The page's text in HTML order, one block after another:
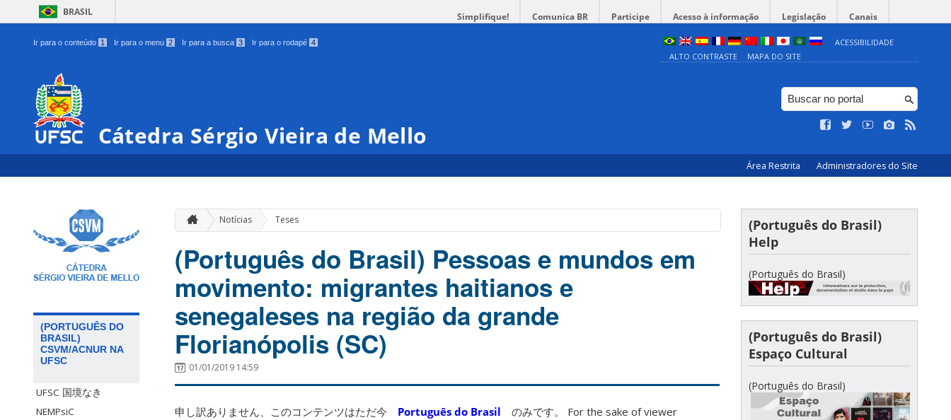
BRASIL Simplifique! Comunica BR Participe Acesso à informação Legislação Canais
Ir para o conteúdo 1 Ir para o menu 2 Ir para a busca 3 Ir para o rodapé 4
ACESSIBILIDADE
ALTO CONTRASTE
MAPA DO SITE
Cátedra Sérgio Vieira de Mello
Área Restrita Administradores do Site
(PORTUGUÊS DO
BRASIL)
CSVM/ACNUR NA
UFSC
UFSC 国境なき
NEMPsiC
Notícias Teses
(Português do Brasil) Pessoas e mundos em
movimento: migrantes haitianos e
senegaleses na região da grande
Florianópolis (SC)
01/01/2019 14:59
申し訳ありません、このコンテンツはただ今 Português do Brasil のみです。 For the sake of viewer
(Português do Brasil)
Help
(Português do Brasil)
(Português do Brasil)
Espaço Cultural
(Português do Brasil)